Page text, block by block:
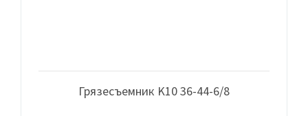
Грязесъемник K10 36-44-6/8